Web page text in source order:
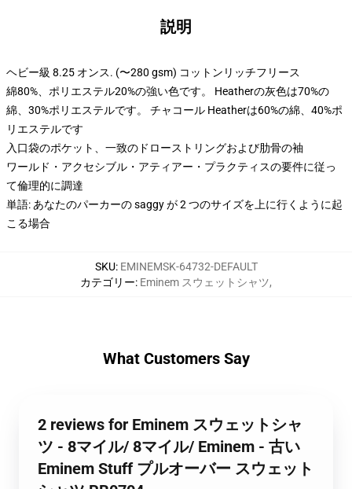
説明
ヘビー級 8.25 オンス. (〜280 gsm) コットンリッチフリース
綿80%、ポリエステル20%の強い色です。 Heatherの灰色は70%の
綿、30%ポリエステルです。 チャコール Heatherは60%の綿、40%ポ
リエステルです
入口袋のポケット、一致のドローストリングおよび肋骨の袖
ワールド・アクセシブル・アティアー・プラクティスの要件に従っ
て倫理的に調達
単語: あなたのパーカーの saggy が 2 つのサイズを上に行くように起
こる場合
SKU: EMINEMSK-64732-DEFAULT
カテゴリー: Eminem スウェットシャツ,
What Customers Say
2 reviews for Eminem スウェットシャ
ツ - 8マイル/ 8マイル/ Eminem - 古い
Eminem Stuff プルオーバー スウェット